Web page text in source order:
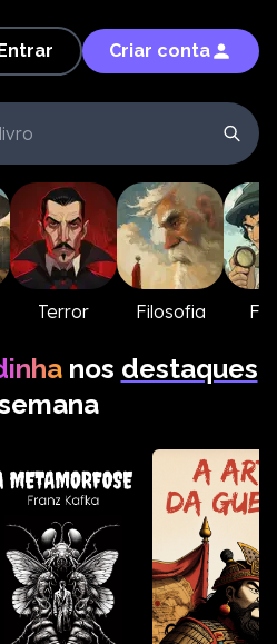
Criar conta
Terror Filosofia
nos destaques